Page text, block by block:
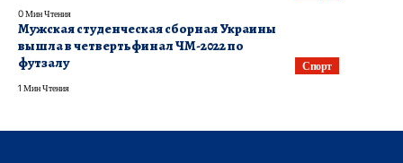
0 Мин Чтения
Спорт
Мужская студенческая сборная Украины
вышла в четвертьфинал ЧМ-2022 по
футзалу
1 Мин Чтения